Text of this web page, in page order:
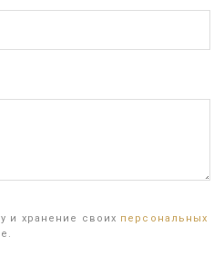
и хранение своих персональных